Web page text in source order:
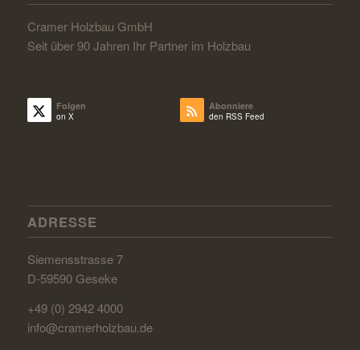
Cramer Holzbau GmbH
Seit über 90 Jahren Ihr Partner im Holzbau
Folgen
on X
Abonniere
den RSS Feed
ADRESSE
Siemensstrasse 7
D-59590 Geseke
+49 (0) 2942 4000
info@cramerholzbau.de